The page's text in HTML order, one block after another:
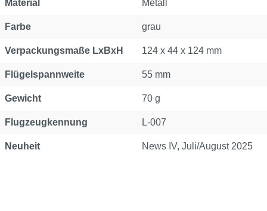
Material Metall
Farbe grau
Verpackungsmaße LxBxH 124 x 44 x 124 mm
Flügelspannweite 55 mm
Gewicht 70 g
Flugzeugkennung L-007
Neuheit News IV, Juli/August 2025